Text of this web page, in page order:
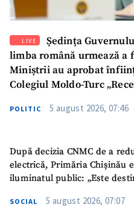
LIVE
Ședința
limba română urmează a
Miniștrii au aprobat
Colegiul Moldo-Turc
POLITIC 5 august 2026, 07:46
După decizia CNMC de a
electrică, Primăria Chișinău
iluminatul public: „Este
SOCIAL 5 august 2026, 07:07